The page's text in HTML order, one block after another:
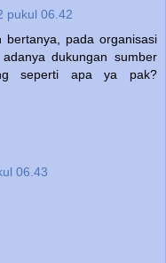
pukul 06.42
pada organisasi
dukungan sumber
seperti apa ya pak?
06.43